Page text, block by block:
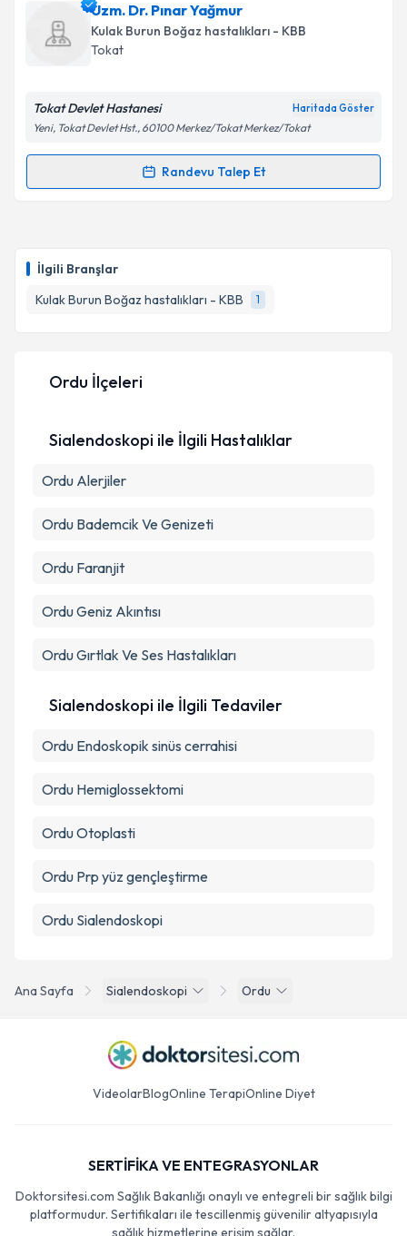
İlgili Branşlar
Kulak Burun Boğaz hastalıkları - KBB
1
Uzm. Dr. Pınar Yağmur
Kulak Burun Boğaz hastalıkları - KBB
Tokat
Tokat Devlet Hastanesi Haritada Göster
Yeni, Tokat Devlet Hst., 60100 Merkez/Tokat Merkez/Tokat
Randevu Talep Et
Randevu Takvimi Talebi
takvim hazırlandığında e-posta ile bilgilendireceğiz.
kapsamda işlenmesini kabul ediyorum.
Ana Sayfa Sialendoskopi Ordu
Ordu İlçeleri
Sialendoskopi ile İlgili Hastalıklar
Ordu Alerjiler
Ordu Bademcik Ve Genizeti
Ordu Faranjit
Ordu Geniz Akıntısı
Ordu Gırtlak Ve Ses Hastalıkları
Sialendoskopi ile İlgili Tedaviler
Ordu Endoskopik sinüs cerrahisi
Ordu Hemiglossektomi
Ordu Otoplasti
Ordu Prp yüz gençleştirme
Ordu Sialendoskopi
VideolarBlogOnline TerapiOnline Diyet
SERTİFİKA VE ENTEGRASYONLAR
Doktorsitesi.com Sağlık Bakanlığı onaylı ve entegreli bir sağlık bilgi
platformudur. Sertifikaları ile tescillenmiş güvenilir altyapısıyla
sağlık hizmetlerine erişim sağlar.